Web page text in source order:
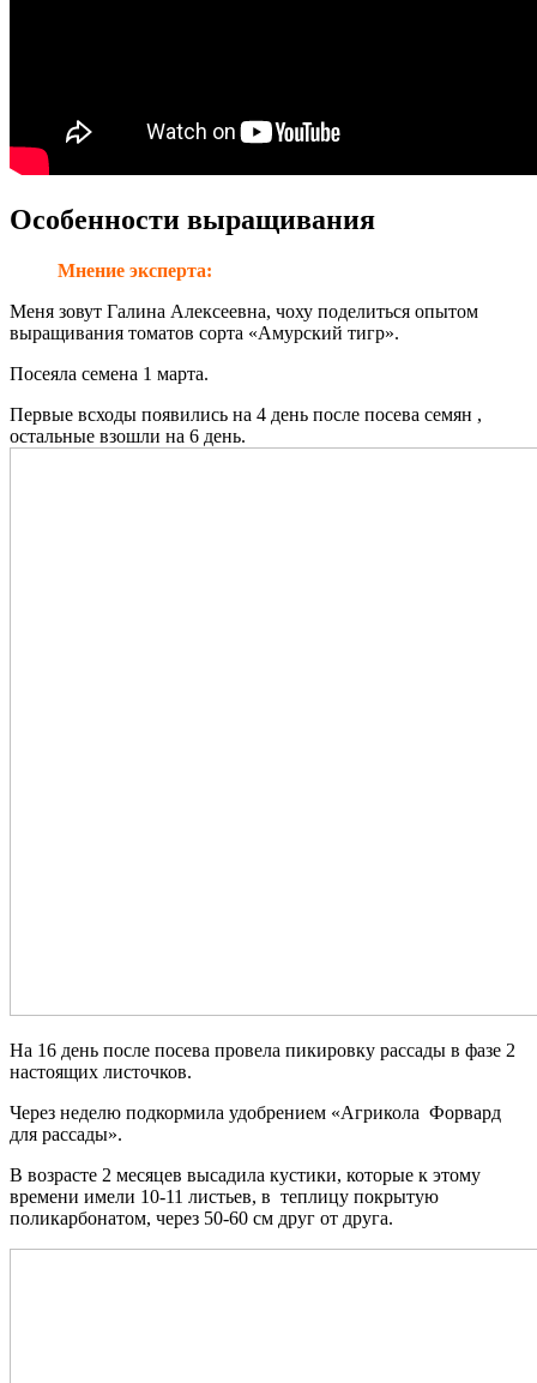
Особенности выращивания
Мнение эксперта:
Меня зовут Галина Алексеевна, чоху поделиться опытом
выращивания томатов сорта «Амурский тигр».
Посеяла семена 1 марта.
Первые всходы появились на 4 день после посева семян ,
остальные взошли на 6 день.
На 16 день после посева провела пикировку рассады в фазе 2
настоящих листочков.
Через неделю подкормила удобрением «Агрикола Форвард
для рассады».
В возрасте 2 месяцев высадила кустики, которые к этому
времени имели 10-11 листьев, в теплицу покрытую
поликарбонатом, через 50-60 см друг от друга.